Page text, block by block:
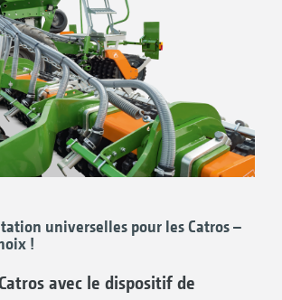
universelles pour les Catros –
!
avec le dispositif de